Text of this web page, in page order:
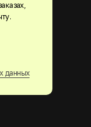
данных